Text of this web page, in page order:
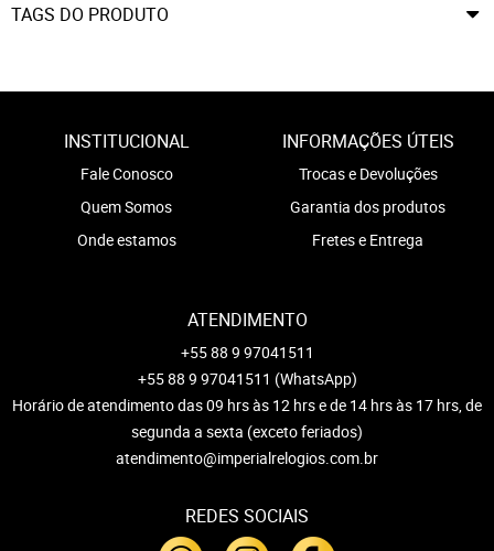
TAGS DO PRODUTO
INSTITUCIONAL
Fale Conosco
Quem Somos
Onde estamos
INFORMAÇÕES ÚTEIS
Trocas e Devoluções
Garantia dos produtos
Fretes e Entrega
ATENDIMENTO
+55 88 9 97041511
+55 88 9 97041511 (WhatsApp)
Horário de atendimento das 09 hrs às 12 hrs e de 14 hrs às 17 hrs, de
segunda a sexta (exceto feriados)
atendimento@imperialrelogios.com.br
REDES SOCIAIS